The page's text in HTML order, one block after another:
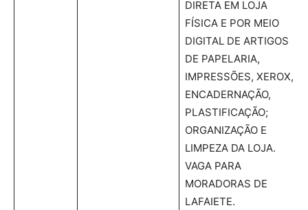
DIRETA EM LOJA
FÍSICA E POR MEIO
DIGITAL DE ARTIGOS
DE PAPELARIA,
IMPRESSÕES, XEROX,
ENCADERNAÇÃO,
PLASTIFICAÇÃO;
ORGANIZAÇÃO E
LIMPEZA DA LOJA.
VAGA PARA
MORADORAS DE
LAFAIETE.